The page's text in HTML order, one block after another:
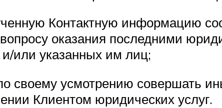
Контактную информацию
оказания последними
или указанных им лиц;
своему усмотрению совершать
Клиентом юридических услуг.